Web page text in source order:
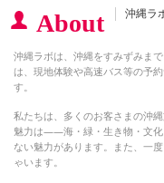
About 沖縄ラ
沖縄ラボは、沖縄をすみずみま
は、現地体験や高速バス等の予
す。
私たちは、多くのお客さまの沖
魅力は――海・緑・生き物・文
ない魅力があります。また、一
ゃいます。